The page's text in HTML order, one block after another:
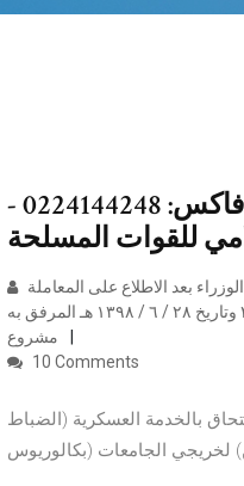
وزارة الدفاع: تليفون: 0224144248 - 0224144247: فاكس: 0224144248 -
المرفقة بهذا المشتملة على خطاب صاحب السمو الملكي وزير الداخلية رقم ٣ / ٢٠٣٧٤ وتاريخ ٢٨ / ٦ / ١٣٩٨ هـ المرفق به
مشروع
10 Comments
قبول الجامعيين) عن فتح باب القبول لهذا العام (1440هـ) للالتحاق بالخدمة العسكرية (الضباط
لخريجي الجامعات (بكالوريوس